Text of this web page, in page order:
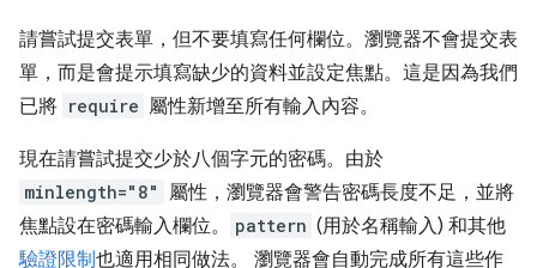
請嘗試提交表單，但不要填寫任何欄位。瀏覽器不會提交表
單，而是會提示填寫缺少的資料並設定焦點。這是因為我們
已將 require 屬性新增至所有輸入內容。
現在請嘗試提交少於八個字元的密碼。由於
minlength="8" 屬性，瀏覽器會警告密碼長度不足，並將
焦點設在密碼輸入欄位。
pattern (用於名稱輸入) 和其他
驗證限制也適用相同做法。 瀏覽器會自動完成所有這些作